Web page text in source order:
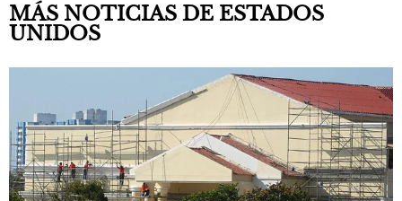
MÁS NOTICIAS DE ESTADOS
UNIDOS